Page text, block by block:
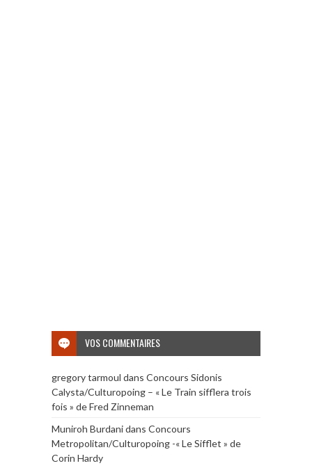
VOS COMMENTAIRES
gregory tarmoul dans Concours Sidonis
Calysta/Culturopoing – « Le Train sifflera trois
fois » de Fred Zinneman
Muniroh Burdanidans Concours
Metropolitan/Culturopoing -« Le Sifflet » de
Corin Hardy